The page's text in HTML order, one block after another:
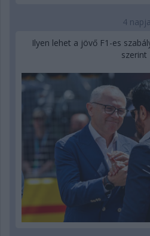
4 napja
Ilyen lehet a jövő F1-es
szerint